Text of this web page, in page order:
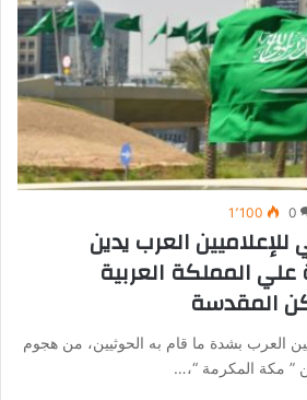
0 1٬100
للإعلاميين العرب يدين
علي المملكة العربية
المقدسة
العرب بشدة ما قام به الحوثيين، من هجوم
” مكة المكرمة “،…